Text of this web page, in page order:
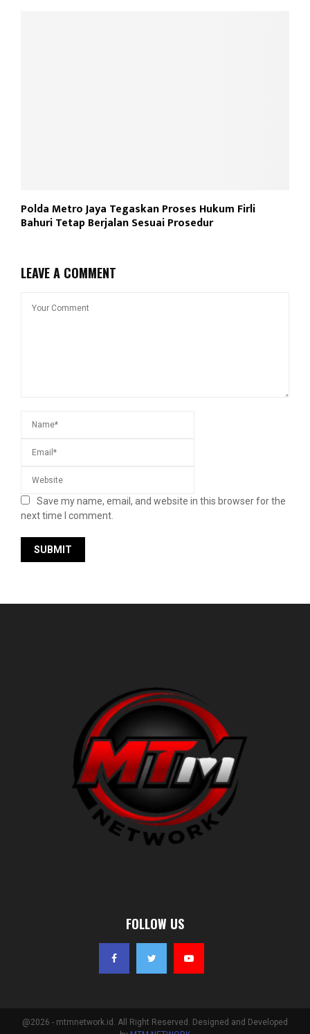
Polda Metro Jaya Tegaskan Proses Hukum Firli
Bahuri Tetap Berjalan Sesuai Prosedur
LEAVE A COMMENT
Save my name, email, and website in this browser for the
next time I comment.
FOLLOW US
@2026 - mtmnetwork.id. All Right Reserved. Designed and Developed